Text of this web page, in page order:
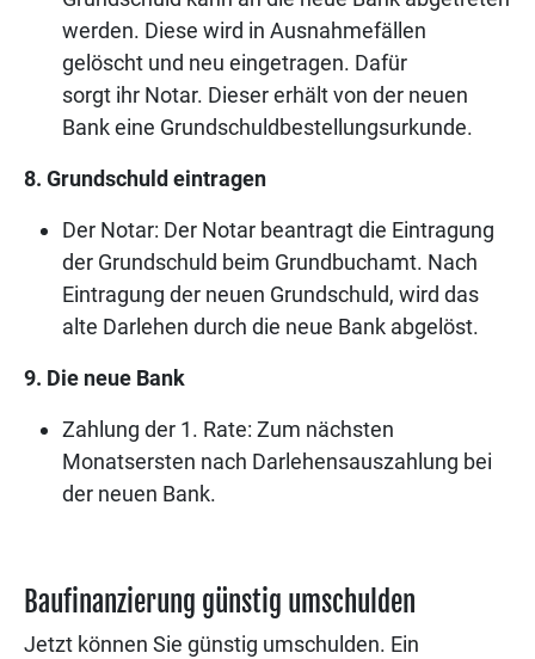
werden. Diese wird in Ausnahmefällen
gelöscht und neu eingetragen. Dafür
sorgt ihr Notar. Dieser erhält von der neuen
Bank eine Grundschuldbestellungsurkunde.
8. Grundschuld eintragen
Der Notar: Der Notar beantragt die Eintragung
der Grundschuld beim Grundbuchamt. Nach
Eintragung der neuen Grundschuld, wird das
alte Darlehen durch die neue Bank abgelöst.
9. Die neue Bank
Zahlung der 1. Rate: Zum nächsten
Monatsersten nach Darlehensauszahlung bei
der neuen Bank.
Baufinanzierung günstig umschulden
Jetzt können Sie günstig umschulden. Ein